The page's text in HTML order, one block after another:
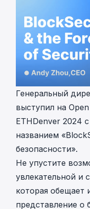
Генеральный
выступил на
ETHDenver 2024
названием
безопасности».
Не упустите
увлекательной и
которая обещает
представление о